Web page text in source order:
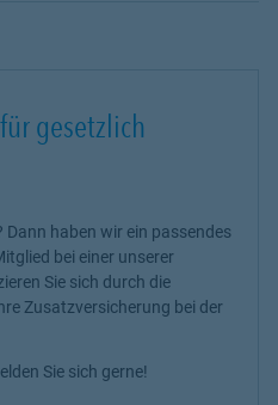
gesetzlich
Dann haben wir ein passendes
bei einer unserer
Sie sich durch die
Zusatzversicherung bei der
Sie sich gerne!